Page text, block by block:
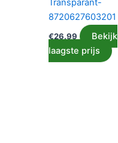
Transparant-
8720627603201
€26.99
Bekijk
laagste prijs